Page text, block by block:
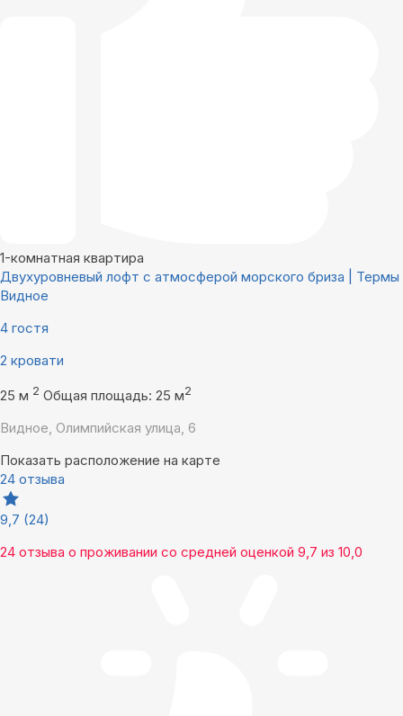
1-комнатная квартира
Двухуровневый лофт с атмосферой морского бриза | Термы
Видное
4 гостя
2 кровати
25 м 2 Общая площадь: 25 м2
Видное, Олимпийская улица, 6
Показать расположение на карте
24 отзыва
9,7 (24)
24 отзыва о проживании со средней оценкой 9,7 из 10,0